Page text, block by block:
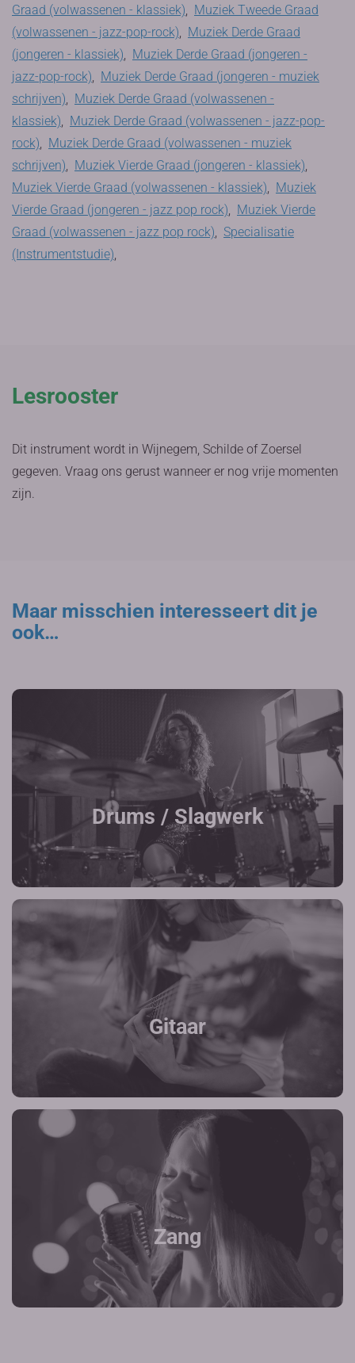
Graad (volwassenen - klassiek), Muziek Tweede Graad
(volwassenen - jazz-pop-rock), Muziek Derde Graad
(jongeren - klassiek), Muziek Derde Graad (jongeren -
jazz-pop-rock), Muziek Derde Graad (jongeren - muziek
schrijven), Muziek Derde Graad (volwassenen -
klassiek), Muziek Derde Graad (volwassenen - jazz-pop-
rock), Muziek Derde Graad (volwassenen - muziek
schrijven), Muziek Vierde Graad (jongeren - klassiek),
Muziek Vierde Graad (volwassenen - klassiek), Muziek
Vierde Graad (jongeren - jazz pop rock), Muziek Vierde
Graad (volwassenen - jazz pop rock), Specialisatie
(Instrumentstudie),
Lesrooster
Dit instrument wordt in Wijnegem, Schilde of Zoersel
gegeven. Vraag ons gerust wanneer er nog vrije momenten
zijn.
Maar misschien interesseert dit je
ook…
Drums / Slagwerk
Gitaar
Zang